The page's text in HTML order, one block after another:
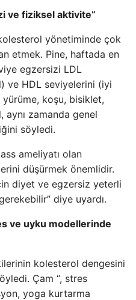
ve fiziksel aktivite”
yönetiminde çok
etmek. Pine, haftada en
egzersizi LDL
ve HDL seviyelerini (iyi
koşu, bisiklet,
zamanda genel
söyledi.
ameliyatı olan
düşürmek önemlidir.
diyet ve egzersiz yeterli
diye uyardı.
ve uyku modellerinde
kolesterol dengesini
Çam “, stres
yoga kurtarma